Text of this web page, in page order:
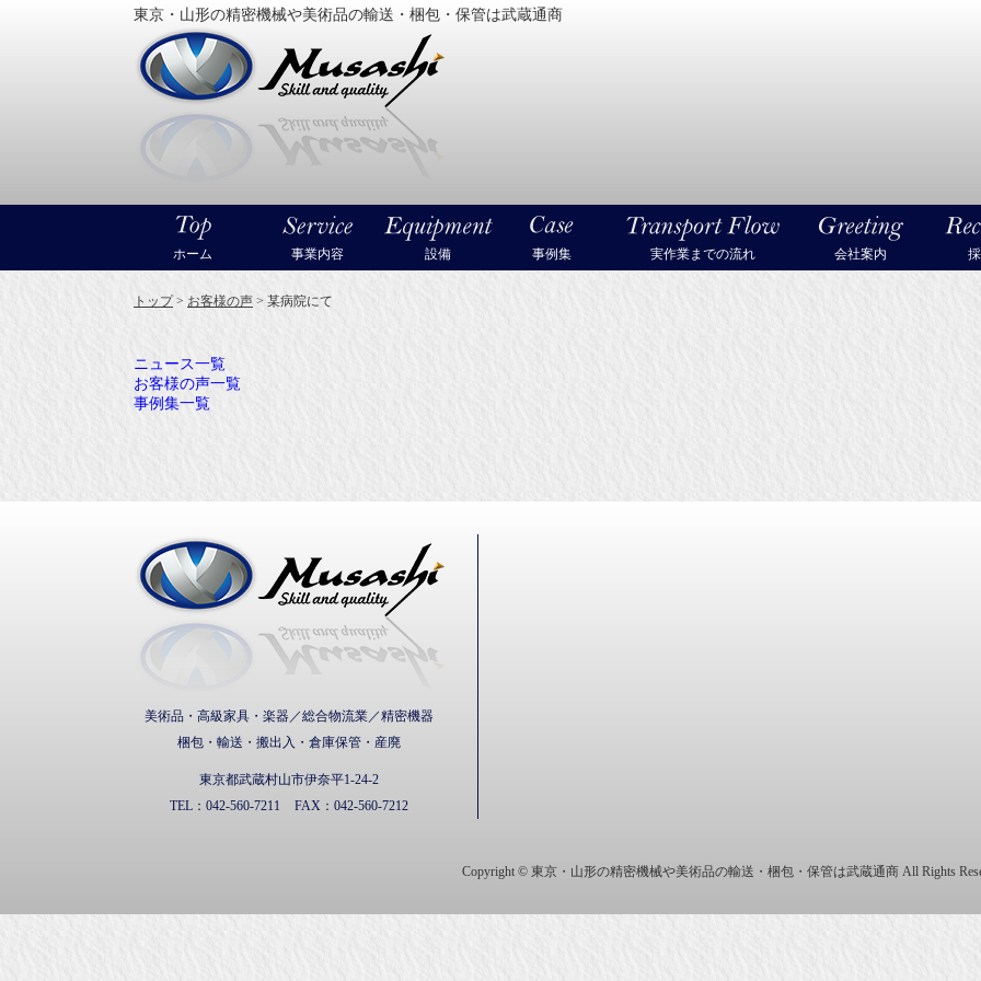
東京・山形の精密機械や美術品の輸送・梱包・保管は武蔵通商
ホーム 事業内容 設備 事例集 実作業までの流れ 会社案内
トップ> お客様の声 > 某病院にて
ニュース一覧
お客様の声一覧
事例集一覧
美術品・高級家具・楽器／総合物流業／精密機器
梱包・輸送・搬出入・倉庫保管・産廃
東京都武蔵村山市伊奈平1-24-2
TEL： 042-560-7211 FAX： 042-560-7212
Copyright © 東京・山形の精密機械や美術品の輸送・梱包・保管は武蔵通商 All Rights